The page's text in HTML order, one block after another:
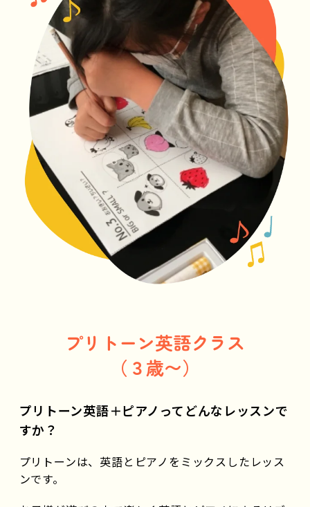
プリトーン英語クラス
（３歳〜）
プリトーン英語＋ピアノってどんなレッスンで
すか？
プリトーンは、英語とピアノをミックスしたレッス
ンです。